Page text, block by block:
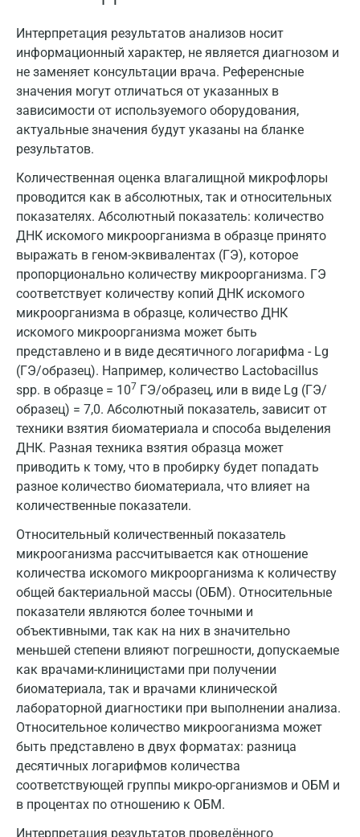
Интерпретация результатов анализов носит
информационный характер, не является диагнозом и
не заменяет консультации врача. Референсные
значения могут отличаться от указанных в
зависимости от используемого оборудования,
актуальные значения будут указаны на бланке
результатов.
Количественная оценка влагалищной микрофлоры
проводится как в абсолютных, так и относительных
показателях. Абсолютный показатель: количество
ДНК искомого микроорганизма в образце принято
выражать в геном-эквивалентах (ГЭ), которое
пропорционально количеству микроорганизма. ГЭ
соответствует количеству копий ДНК искомого
микроорганизма в образце, количество ДНК
искомого микроорганизма может быть
представлено и в виде десятичного логарифма - Lg
(ГЭ/образец). Например, количество Lactobacillus
spp. в образце = 107 ГЭ/образец, или в виде Lg (ГЭ/
образец) = 7,0. Абсолютный показатель, зависит от
техники взятия биоматериала и способа выделения
ДНК. Разная техника взятия образца может
приводить к тому, что в пробирку будет попадать
разное количество биоматериала, что влияет на
количественные показатели.
Относительный количественный показатель
микрооганизма рассчитывается как отношение
количества искомого микроорганизма к количеству
общей бактериальной массы (ОБМ). Относительные
показатели являются более точными и
объективными, так как на них в значительно
меньшей степени влияют погрешности, допускаемые
как врачами-клиницистами при получении
биоматериала, так и врачами клинической
лабораторной диагностики при выполнении анализа.
Относительное количество микрооганизма может
быть представлено в двух форматах: разница
десятичных логарифмов количества
соответствующей группы микро-организмов и ОБМ и
в процентах по отношению к ОБМ.
Интерпретация результатов проведённого